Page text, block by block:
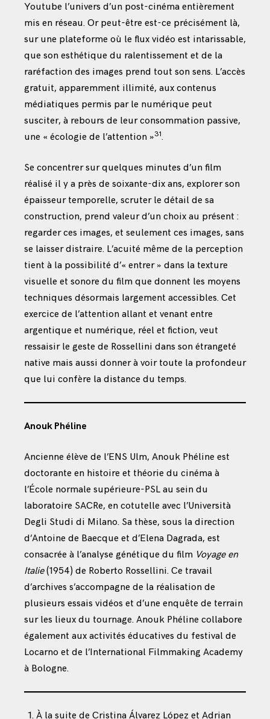
Youtube l’univers d’un post-cinéma entièrement
mis en réseau. Or peut-être est-ce précisément là,
sur une plateforme où le flux vidéo est intarissable,
que son esthétique du ralentissement et de la
raréfaction des images prend tout son sens. L’accès
gratuit, apparemment illimité, aux contenus
médiatiques permis par le numérique peut
susciter, à rebours de leur consommation passive,
une « écologie de l’attention »31.
Se concentrer sur quelques minutes d’un film
réalisé il y a près de soixante-dix ans, explorer son
épaisseur temporelle, scruter le détail de sa
construction, prend valeur d’un choix au présent :
regarder ces images, et seulement ces images, sans
se laisser distraire. L’acuité même de la perception
tient à la possibilité d’« entrer » dans la texture
visuelle et sonore du film que donnent les moyens
techniques désormais largement accessibles. Cet
exercice de l’attention allant et venant entre
argentique et numérique, réel et fiction, veut
ressaisir le geste de Rossellini dans son étrangeté
native mais aussi donner à voir toute la profondeur
que lui confère la distance du temps.
Anouk Phéline
Ancienne élève de l’ENS Ulm, Anouk Phéline est
doctorante en histoire et théorie du cinéma à
l’École normale supérieure-PSL au sein du
laboratoire SACRe, en cotutelle avec l’Università
Degli Studi di Milano. Sa thèse, sous la direction
d’Antoine de Baecque et d’Elena Dagrada, est
consacrée à l’analyse génétique du film Voyage en
Italie(1954) de Roberto Rossellini. Ce travail
d’archives s’accompagne de la réalisation de
plusieurs essais vidéos et d’une enquête de terrain
sur les lieux du tournage. Anouk Phéline collabore
également aux activités éducatives du festival de
Locarno et de l’International Filmmaking Academy
à Bologne.
À la suite de Cristina Álvarez López et Adrian